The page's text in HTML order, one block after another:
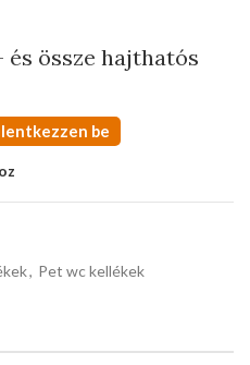
össze hajthatós
be
, Pet wc kellékek